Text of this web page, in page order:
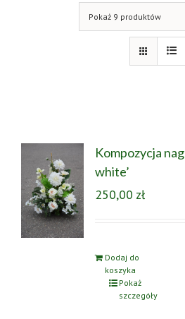
Pokaż 9 produktów
Kompozycja
white’
250,00 zł
Dodaj do
koszyka
Pokaż
szczegóły